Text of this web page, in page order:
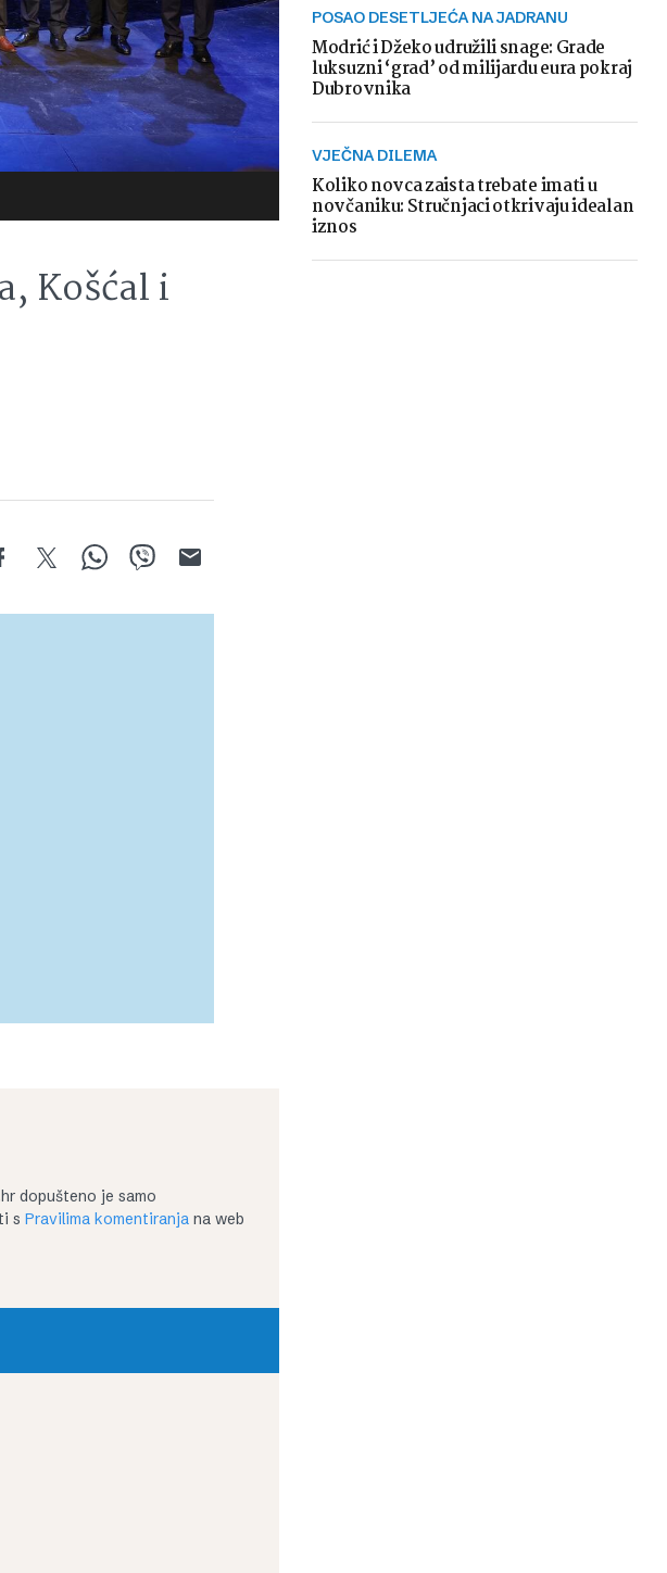
Košćal i
dopušteno je samo
s Pravilima komentiranja na web
POSAO DESETLJEĆA NA JADRANU
Modrić i Džeko udružili snage: Grade
luksuzni ‘grad’ od milijardu eura pokraj
Dubrovnika
VJEČNA DILEMA
Koliko novca zaista trebate imati u
novčaniku: Stručnjaci otkrivaju idealan
iznos